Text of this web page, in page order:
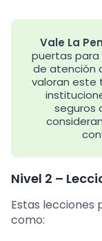
Vale La
puertas para
de atención
valoran este
seguros
Nivel 2 –
Estas lecciones
como: